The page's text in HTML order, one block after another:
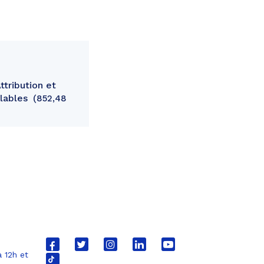
et
852,48
12h et
Lien
Lien
Lien
Lien
Lien